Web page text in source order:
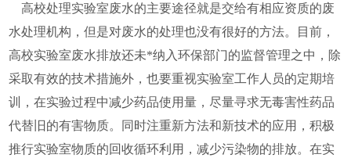
高校处理实验室废水的主要途径就是交给有相应资质的废
水处理机构，但是对废水的处理也没有很好的方法。目前，
高校实验室废水排放还未*纳入环保部门的监督管理之中，除
采取有效的技术措施外，也要重视实验室工作人员的定期培
训，在实验过程中减少药品使用量，尽量寻求无毒害性药品
代替旧的有害物质。同时注重新方法和新技术的应用，积极
推行实验室物质的回收循环利用，减少污染物的排放。在实